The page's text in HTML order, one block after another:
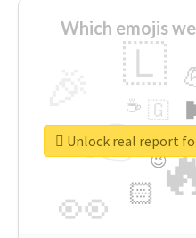
Which emojis
👉
👀
🇱
🏻
🇬
☕
😉
🎡
Unlock real report